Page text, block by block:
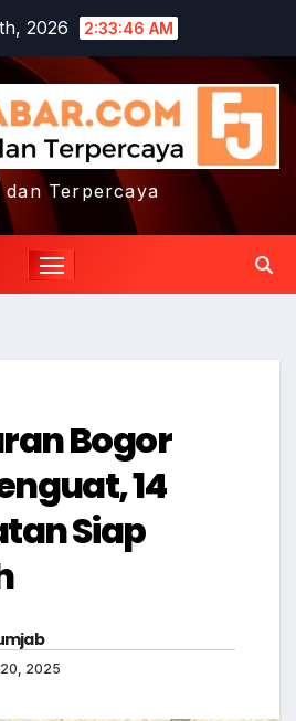
2026 2:33:47 AM
dan Terpercaya
Bogor
14
Siap
2025